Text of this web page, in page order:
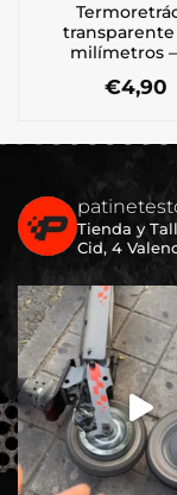
transparente
milímetros –
€4,90
Tienda y
Cid, 4